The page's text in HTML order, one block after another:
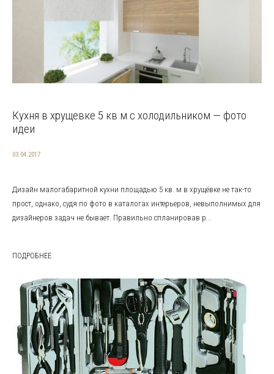
Кухня в хрущевке 5 кв м с холодильником — фото
идеи
03.04.2017
Дизайн малогабаритной кухни площадью 5 кв. м в хрущёвке не так-то
прост, однако, судя по фото в каталогах интерьеров, невыполнимых для
дизайнеров задач не бывает. Правильно спланировав р...
ПОДРОБНЕЕ